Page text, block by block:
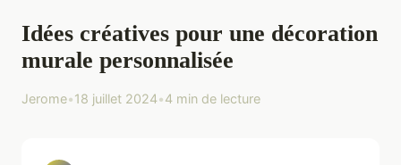
Idées créatives pour une décoration
murale personnalisée
Jerome•18 juillet 2024•4 min de lecture